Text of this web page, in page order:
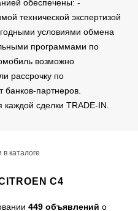
обеспечены: -
технической экспертизой
условиями обмена
программами по
возможно
рассрочку по
партнеров.
сделки TRADE-IN.
каталоге
C4
449 объявлений о